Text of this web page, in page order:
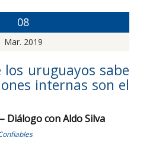
08
Mar. 2019
los uruguayos sabe
internas son el
Diálogo con Aldo Silva